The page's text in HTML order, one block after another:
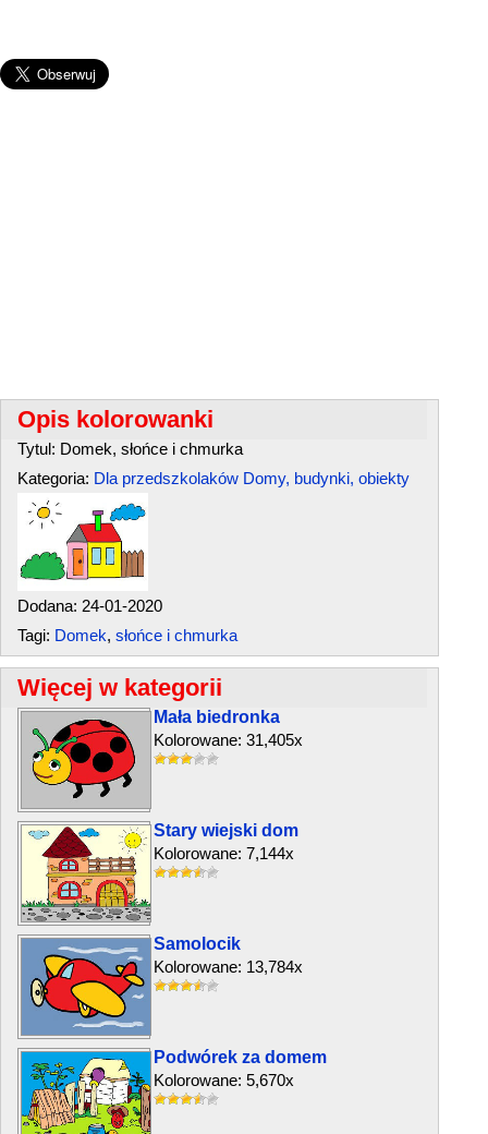
Opis kolorowanki
Tytul: Domek, słońce i chmurka
Kategoria: Dla przedszkolaków Domy, budynki, obiekty
Dodana: 24-01-2020
Tagi: Domek, słońce i chmurka
Więcej w kategorii
Mała biedronka
Kolorowane: 31,405x
Stary wiejski dom
Kolorowane: 7,144x
Samolocik
Kolorowane: 13,784x
Podwórek za domem
Kolorowane: 5,670x